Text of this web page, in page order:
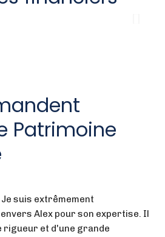
Patrimoine
Je suis extrêmement
Alex pour son expertise. Il
rigueur et d'une grande